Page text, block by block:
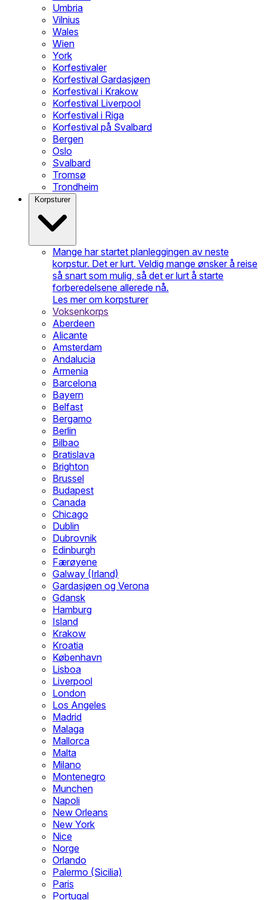
Umbria
Vilnius
Wales
Wien
York
Korfestivaler
Korfestival Gardasjøen
Korfestival i Krakow
Korfestival Liverpool
Korfestival i Riga
Korfestival på Svalbard
Bergen
Oslo
Svalbard
Tromsø
Trondheim
Korpsturer
Mange har startet planleggingen av neste
korpstur. Det er lurt. Veldig mange ønsker å reise
så snart som mulig, så det er lurt å starte
forberedelsene allerede nå.
Les mer om korpsturer
Voksenkorps
Aberdeen
Alicante
Amsterdam
Andalucia
Armenia
Barcelona
Bayern
Belfast
Bergamo
Berlin
Bilbao
Bratislava
Brighton
Brussel
Budapest
Canada
Chicago
Dublin
Dubrovnik
Edinburgh
Færøyene
Galway (Irland)
Gardasjøen og Verona
Gdansk
Hamburg
Island
Krakow
Kroatia
København
Lisboa
Liverpool
London
Los Angeles
Madrid
Malaga
Mallorca
Malta
Milano
Montenegro
Munchen
Napoli
New Orleans
New York
Nice
Norge
Orlando
Palermo (Sicilia)
Paris
Portugal